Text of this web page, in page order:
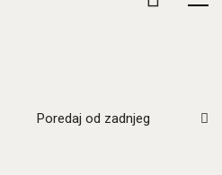
Poredano
Poredaj od zadnjeg